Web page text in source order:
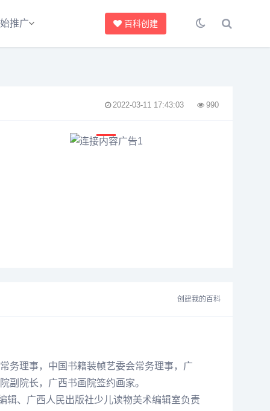
推广 百科创建
2022-03-11 17:43:03 990
创建我的百科
务理事，中国书籍装帧艺委会常务理事，广
副院长，广西书画院签约画家。
辑、广西人民出版社少儿读物美术编辑室负责